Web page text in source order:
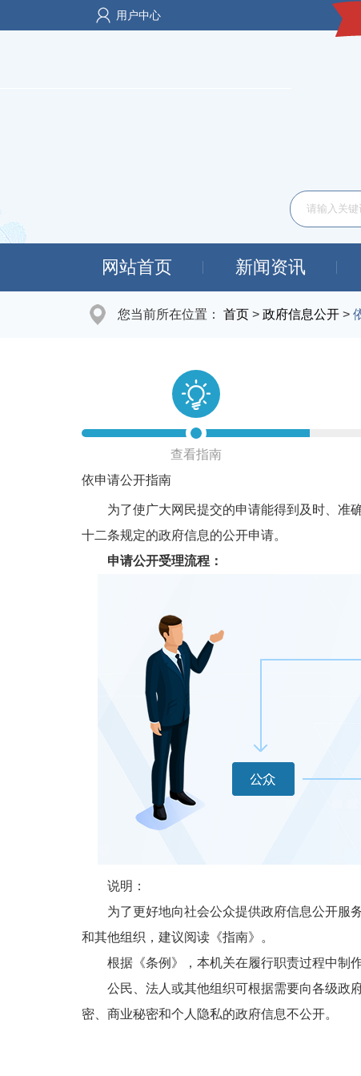
用户中心
网站首页 新闻资讯
您当前所在位置： 首页 > 政府信息公开 >
查看指南
依申请公开指南
为了使广大网民提交的申请能得到及时、准确
十二条规定的政府信息的公开申请。
申请公开受理流程：
说明：
为了更好地向社会公众提供政府信息公开服务
和其他组织，建议阅读《指南》。
根据《条例》，本机关在履行职责过程中制作
公民、法人或其他组织可根据需要向各级政府
密、商业秘密和个人隐私的政府信息不公开。